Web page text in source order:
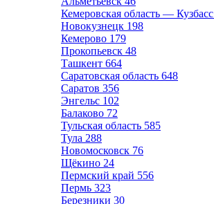
Кемеровская область — Кузбасс
Новокузнецк 198
Кемерово 179
Прокопьевск 48
Ташкент 664
Саратовская область 648
Саратов 356
Энгельс 102
Балаково 72
Тульская область 585
Тула 288
Новомосковск 76
Щёкино 24
Пермский край 556
Пермь 323
Березники 30